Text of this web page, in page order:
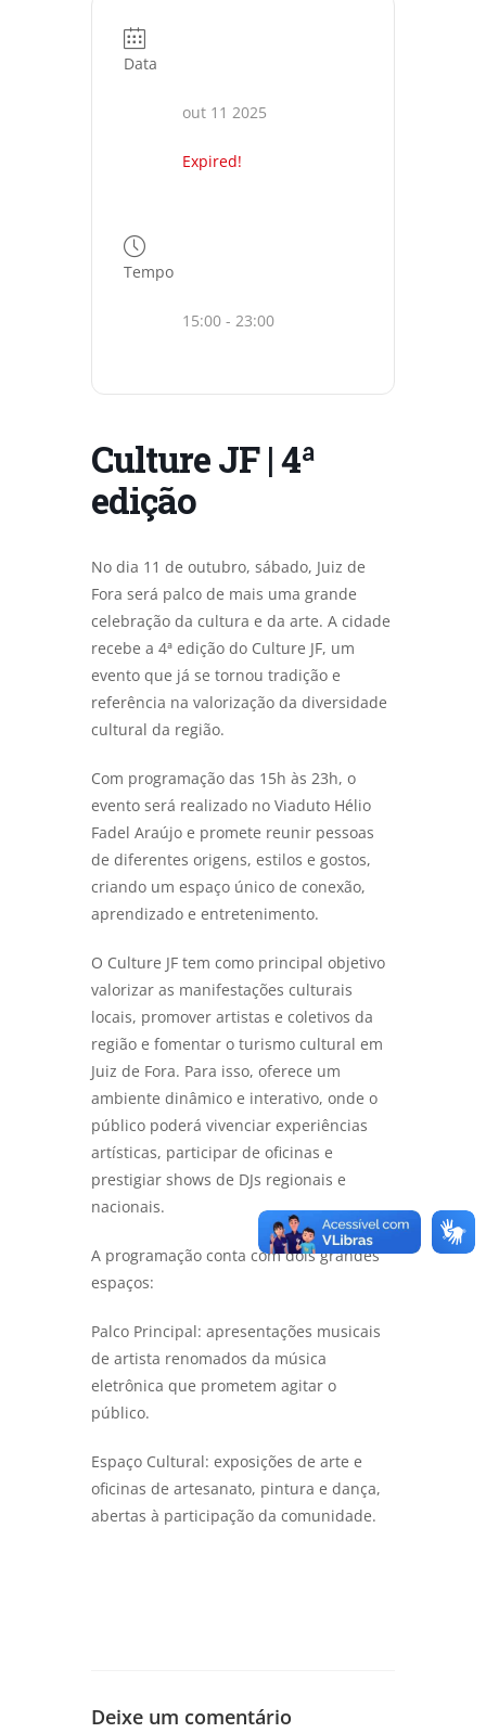
Data
out 11 2025
Expired!
Tempo
15:00 - 23:00
Culture JF | 4ª
edição
No dia 11 de outubro, sábado, Juiz de
Fora será palco de mais uma grande
celebração da cultura e da arte. A cidade
recebe a 4ª edição do Culture JF, um
evento que já se tornou tradição e
referência na valorização da diversidade
cultural da região.
Com programação das 15h às 23h, o
evento será realizado no Viaduto Hélio
Fadel Araújo e promete reunir pessoas
de diferentes origens, estilos e gostos,
criando um espaço único de conexão,
aprendizado e entretenimento.
O Culture JF tem como principal objetivo
valorizar as manifestações culturais
locais, promover artistas e coletivos da
região e fomentar o turismo cultural em
Juiz de Fora. Para isso, oferece um
ambiente dinâmico e interativo, onde o
público poderá vivenciar experiências
artísticas, participar de oficinas e
prestigiar shows de DJs regionais e
nacionais.
A programação conta com dois grandes
espaços:
Palco Principal: apresentações musicais
de artista renomados da música
eletrônica que prometem agitar o
público.
Espaço Cultural: exposições de arte e
oficinas de artesanato, pintura e dança,
abertas à participação da comunidade.
Deixe um comentário